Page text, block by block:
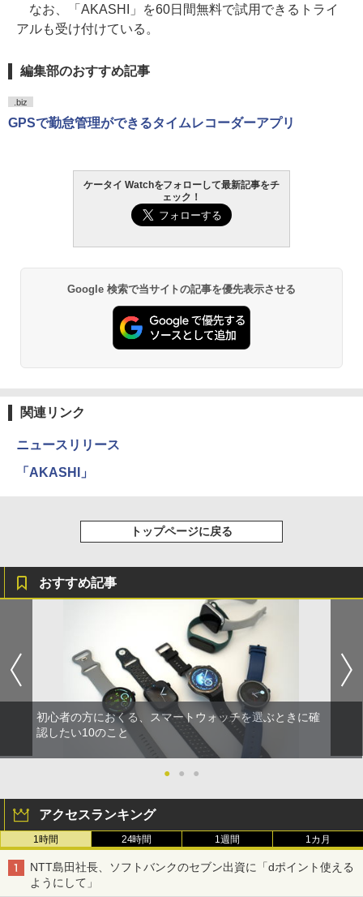
なお、「AKASHI」を60日間無料で試用できるトライ
アルも受け付けている。
編集部のおすすめ記事
.biz
GPSで勤怠管理ができるタイムレコーダーアプリ
ケータイ Watchをフォローして最新記事をチ
ェック！
Google 検索で当サイトの記事を優先表示させる
関連リンク
ニュースリリース
「AKASHI」
トップページに戻る
おすすめ記事
初心者の方におくる、スマートウォッチを選ぶときに確
認したい10のこと
● ● ●
アクセスランキング
1時間 24時間 1週間 1カ月
NTT島田社長、ソフトバンクのセブン出資に「dポイント使える
ようにして」